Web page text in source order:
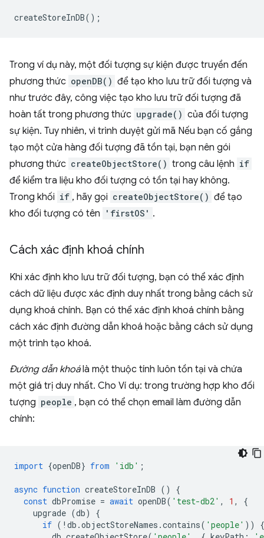
createStoreInDB();
Trong ví dụ này, một đối tượng sự kiện được truyền đến
phương thức openDB() để tạo kho lưu trữ đối tượng và
như trước đây, công việc tạo kho lưu trữ đối tượng đã
hoàn tất trong phương thức upgrade() của đối tượng
sự kiện. Tuy nhiên, vì trình duyệt gửi mã Nếu bạn cố gắng
tạo một cửa hàng đối tượng đã tồn tại, bạn nên gói
phương thức createObjectStore() trong câu lệnh if
để kiểm tra liệu kho đối tượng có tồn tại hay không.
Trong khối if , hãy gọi createObjectStore() để tạo
kho đối tượng có tên
'firstOS' .
Cách xác định khoá chính
Khi xác định kho lưu trữ đối tượng, bạn có thể xác định
cách dữ liệu được xác định duy nhất trong bằng cách sử
dụng khoá chính. Bạn có thể xác định khoá chính bằng
cách xác định đường dẫn khoá hoặc bằng cách sử dụng
một trình tạo khoá.
Đường dẫn khoálà một thuộc tính luôn tồn tại và chứa
một giá trị duy nhất. Cho Ví dụ: trong trường hợp kho đối
tượng people , bạn có thể chọn email làm đường dẫn
chính:
import {openDB} from 'idb' ;
async function createStoreInDB ()
{
const dbPromise = await openDB( 'test-db2' , 1 ,
{
upgrade (db)
{
if ( ! db .objectStoreNames .contains( 'people' ))
{